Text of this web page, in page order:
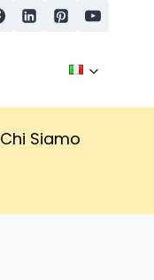
Chi Siamo